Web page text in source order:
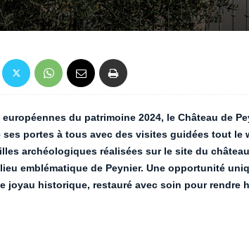
du patrimoine 2024, le Château de
ses portes à tous avec des visites guidées tout le
archéologiques réalisées sur le site du
emblématique de Peynier. Une opportunité
joyau historique, restauré avec soin pour rendre